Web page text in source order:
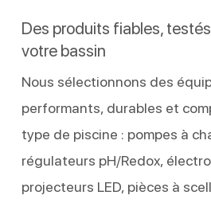
Des produits fiables,
votre bassin
Nous sélectionnons des
performants, durables et
type de piscine : pompes à
régulateurs pH/Redox,
projecteurs LED, pièces à